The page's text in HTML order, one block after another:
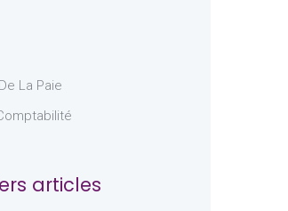
La Paie
articles